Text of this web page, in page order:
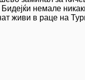
немале
живи в раце на